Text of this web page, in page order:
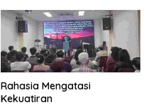
Rahasia Mengatasi
Kekuatiran